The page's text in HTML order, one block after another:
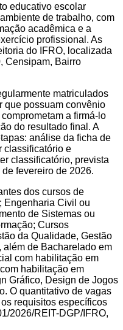
educativo escolar
de trabalho, com
acadêmica e a
profissional. As
do IFRO, localizada
Censipam, Bairro
matriculados
que possuam convênio
a firmá-lo
do resultado final. A
análise da ficha de
classificatório e
classificatório, prevista
fevereiro de 2026.
dos cursos de
Engenharia Civil ou
de Sistemas ou
Cursos
da Qualidade, Gestão
de Bacharelado em
com habilitação em
habilitação em
Gráfico, Design de Jogos
O quantitativo de vagas
requisitos específicos
2026/REIT-DGP/IFRO,